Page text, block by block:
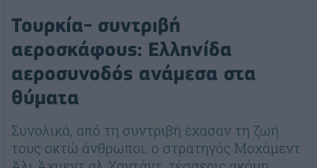
Τουρκία- συντριβή
αεροσκάφους: Ελληνίδα
αεροσυνοδός ανάμεσα στα
θύματα
Συνολικά, από τη συντριβή έχασαν τη ζωή
τους οκτώ άνθρωποι: ο στρατηγός Μοχάμεντ